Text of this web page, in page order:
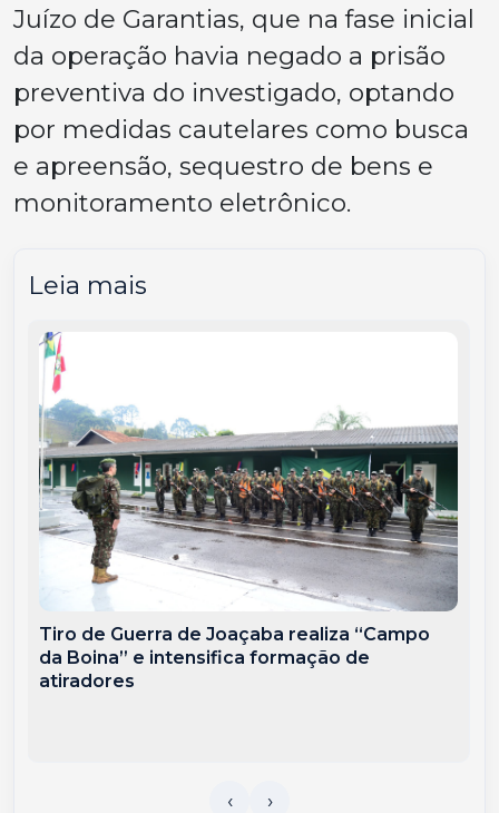
Juízo de Garantias, que na fase inicial
da operação havia negado a prisão
preventiva do investigado, optando
por medidas cautelares como busca
e apreensão, sequestro de bens e
monitoramento eletrônico.
Leia mais
Tiro de Guerra de Joaçaba realiza “Campo
da Boina” e intensifica formação de
atiradores